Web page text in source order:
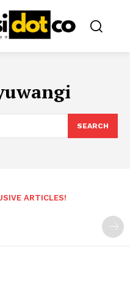
SEARCH
ARTICLES!